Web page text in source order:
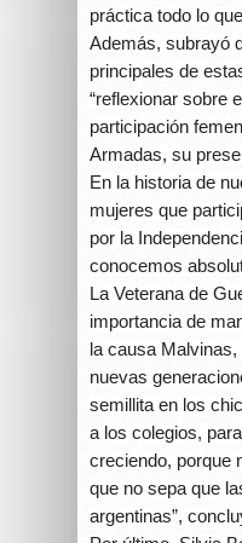
práctica todo lo
Además, subrayó
principales de
“reflexionar sobre
participación
Armadas, su
En la historia de
mujeres que
por la
conocemos
La Veterana de
importancia de
la causa
nuevas
semillita en los
a los colegios,
creciendo, porque
que no sepa que
argentinas”,